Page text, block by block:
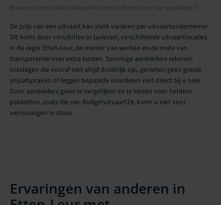
Waarom verschillen uitvaartkosten in Etten-Leur per aanbieder?
De prijs van een uitvaart kan sterk variëren per uitvaartondernemer.
Dit komt door verschillen in tarieven, verschillende uitvaartlocaties
in de regio Etten-Leur, de manier van werken en de mate van
transparantie over extra kosten. Sommige aanbieders rekenen
toeslagen die vooraf niet altijd duidelijk zijn, genieten geen goede
prijsafspraken of leggen bepaalde voordelen niet direct bij u neer.
Door aanbieders goed te vergelijken en te kiezen voor heldere
pakketten, zoals die van Budgetuitvaart24, komt u niet voor
verrassingen te staan.
Ervaringen van anderen in